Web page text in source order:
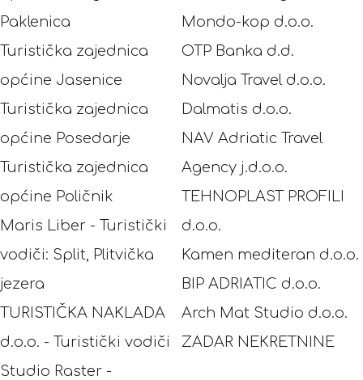
Paklenica
Turistička zajednica
općine Jasenice
Turistička zajednica
općine Posedarje
Turistička zajednica
općine Poličnik
Maris Liber - Turistički
vodiči: Split, Plitvička
jezera
TURISTIČKA NAKLADA
d.o.o. - Turistički vodiči
Studio Raster -
Mondo-kop d.o.o.
OTP Banka d.d.
Novalja Travel d.o.o.
Dalmatis d.o.o.
NAV Adriatic Travel
Agency j.d.o.o.
TEHNOPLAST PROFILI
d.o.o.
Kamen mediteran d.o.o.
BIP ADRIATIC d.o.o.
Arch Mat Studio d.o.o.
ZADAR NEKRETNINE